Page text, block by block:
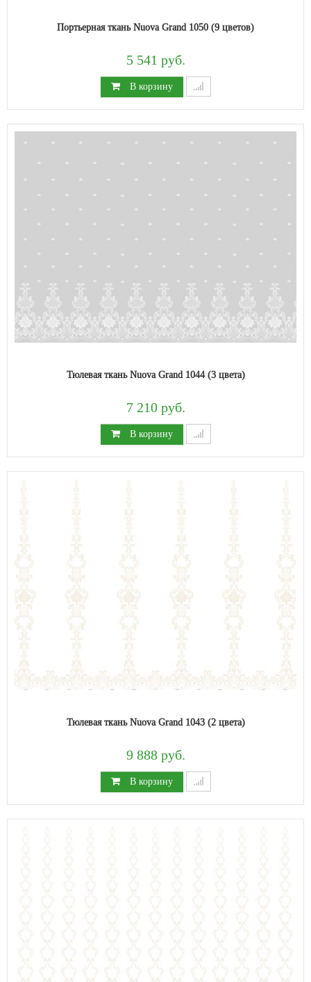
Портьерная ткань Nuova Grand 1050 (9 цветов)
5 541 руб.
В корзину
Тюлевая ткань Nuova Grand 1044 (3 цвета)
7 210 руб.
В корзину
Тюлевая ткань Nuova Grand 1043 (2 цвета)
9 888 руб.
В корзину